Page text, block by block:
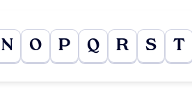
N O P Q R S T